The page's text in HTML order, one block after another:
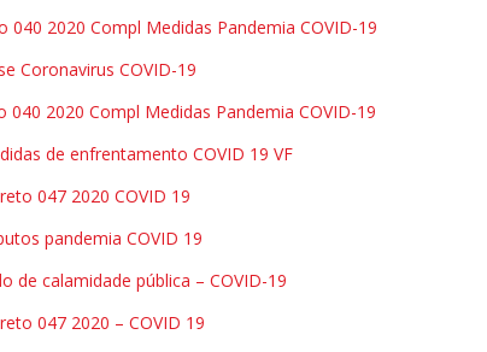
040 2020 Compl Medidas Pandemia COVID-19
Coronavirus COVID-19
2020 Compl Medidas Pandemia COVID-19
de enfrentamento COVID 19 VF
047 2020 COVID 19
pandemia COVID 19
de calamidade pública – COVID-19
047 2020 – COVID 19